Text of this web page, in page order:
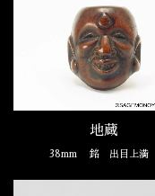
地蔵
38mm 銘 出目上満